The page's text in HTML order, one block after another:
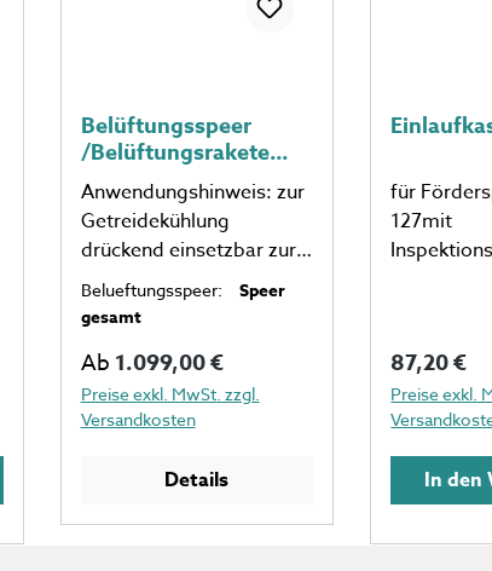
Belüftungsspeer
/Belüftungsrakete
ECO+ für
Getreidelager
Anwendungshinweis: zur
Getreidekühlung
drückend einsetzbar zur
Beseitigung von
Feuchtenestern saugend
mit:Belüftungsrohr,
Ventilator, Motor
komplett mit
Geräteanschlußsteckdos
Belueftungsspeer: Speer
gesamt
Regulärer Preis:
Ab 1.099,00 €
Preise exkl. MwSt. zzgl.
Versandkosten
Details
für
127mit
Regulärer
87,20 €
Preise exkl.
In den